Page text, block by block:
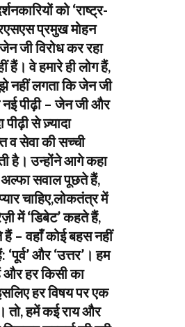
को ‘राष्ट्र-
प्रमुख मोहन
जी विरोध कर रहा
हैं। वे हमारे ही लोग हैं,
नहीं लगता कि जेन जी
पीढ़ी – जेन जी और
से ज़्यादा
व सेवा की सच्ची
है। उन्होंने आगे कहा
सवाल पूछते हैं,
चाहिए,लोकतंत्र में
में ‘डिबेट’ कहते हैं,
हैं – वहाँ कोई बहस नहीं
‘पूर्व’ और ‘उत्तर’। हम
हर किसी का
हर विषय पर एक
तो, हमें कई राय और